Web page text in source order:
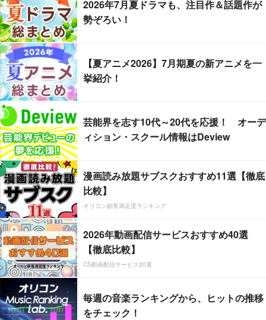
2026年7月夏ドラマも、注目作＆話題作が
勢ぞろい！
【夏アニメ2026】7月期夏の新アニメを一
挙紹介！
芸能界を志す10代～20代を応援！ オーデ
ィション・スクール情報はDeview
漫画読み放題サブスクおすすめ11選【徹底
比較】
オリコン顧客満足度ランキング
2026年動画配信サービスおすすめ40選
【徹底比較】
CS動画配信サービス20選
毎週の音楽ランキングから、ヒットの推移
をチェック！